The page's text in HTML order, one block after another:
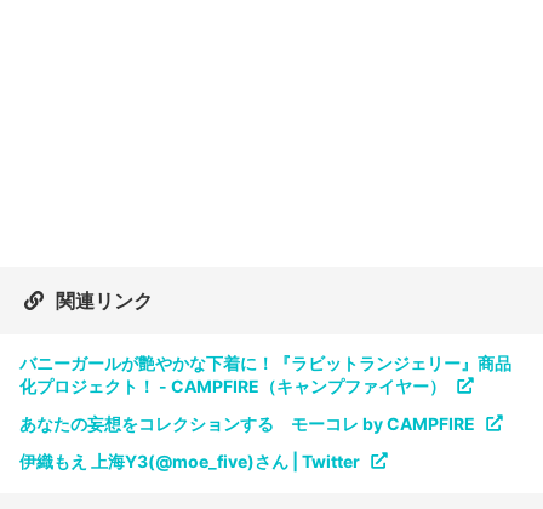
関連リンク
バニーガールが艶やかな下着に！『ラビットランジェリー』商品
化プロジェクト！ - CAMPFIRE（キャンプファイヤー）
あなたの妄想をコレクションする モーコレ by CAMPFIRE
伊織もえ 上海Y3(@moe_five)さん | Twitter